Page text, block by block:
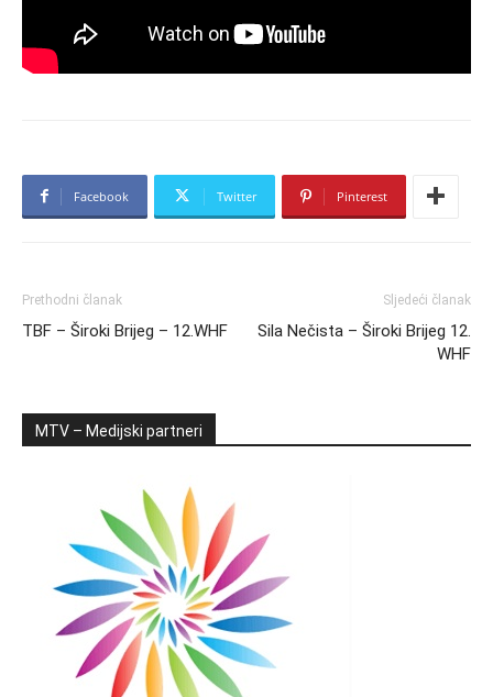
Facebook Twitter Pinterest
Prethodni članak
TBF – Široki Brijeg – 12.WHF
Sljedeći članak
Sila Nečista – Široki Brijeg 12.
WHF
MTV – Medijski partneri